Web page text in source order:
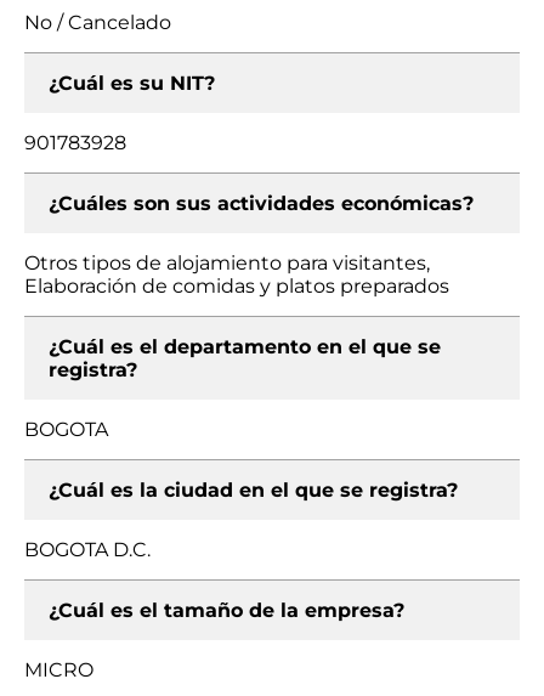
No / Cancelado
¿Cuál es su NIT?
901783928
¿Cuáles son sus actividades económicas?
Otros tipos de alojamiento para visitantes,
Elaboración de comidas y platos preparados
¿Cuál es el departamento en el que se
registra?
BOGOTA
¿Cuál es la ciudad en el que se registra?
BOGOTA D.C.
¿Cuál es el tamaño de la empresa?
MICRO